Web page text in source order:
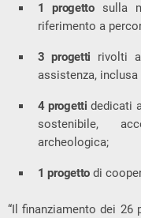
1 progettosulla
riferimento a
3 progetti rivolti
assistenza,
4 progetti dedicati
sostenibile,
archeologica;
1 progetto di
“Il finanziamento dei 26